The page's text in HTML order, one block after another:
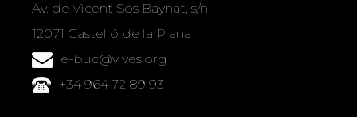
Av. de Vicent Sos Baynat, s/n
12071 Castelló de la Plana
e-buc@vives.org
+34 964 72 89 93